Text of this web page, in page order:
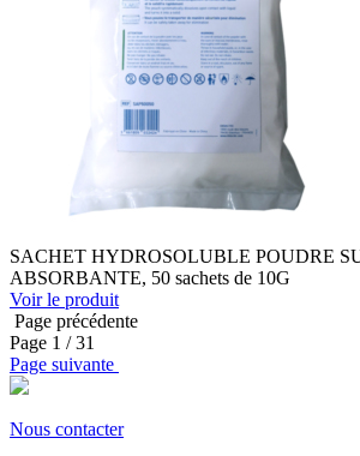
SACHET HYDROSOLUBLE POUDRE
ABSORBANTE, 50 sachets de 10G
Voir le produit
Page précédente
Page 1 / 31
Page suivante
Nous contacter